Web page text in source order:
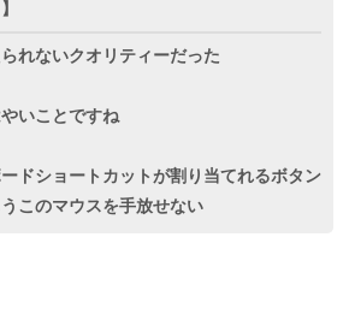
れないクオリティーだった
いことですね
ドショートカットが割り当てれるボタン
このマウスを手放せない